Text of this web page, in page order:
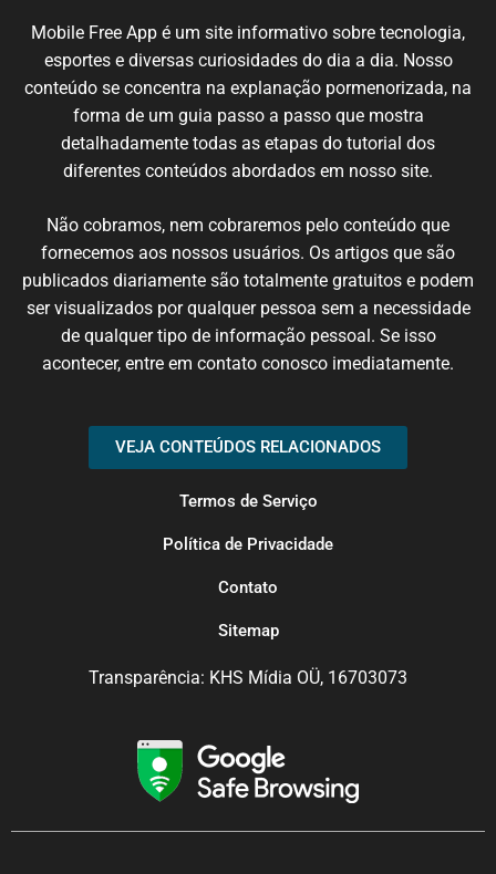
Mobile Free App é um site informativo sobre tecnologia,
esportes e diversas curiosidadesdo dia a dia. Nosso
conteúdo se concentra na explanação pormenorizada, na
forma de um guia passo a passoque mostra
detalhadamente todas as etapas do tutorial dos
diferentes conteúdos abordados em nosso site.
Não cobramos, nem cobraremos pelo conteúdo que
fornecemos aos nossos usuários. Os artigos que são
publicados diariamente são totalmente gratuitos e podem
servisualizadospor qualquer pessoa sem a necessidade
de qualquertipo de informaçãopessoal. Seisso
acontecer, entre em contato conosco imediatamente.
VEJA CONTEÚDOS RELACIONADOS
Termos de Serviço
Política de Privacidade
Contato
Sitemap
Transparência: KHS Mídia OÜ, 16703073